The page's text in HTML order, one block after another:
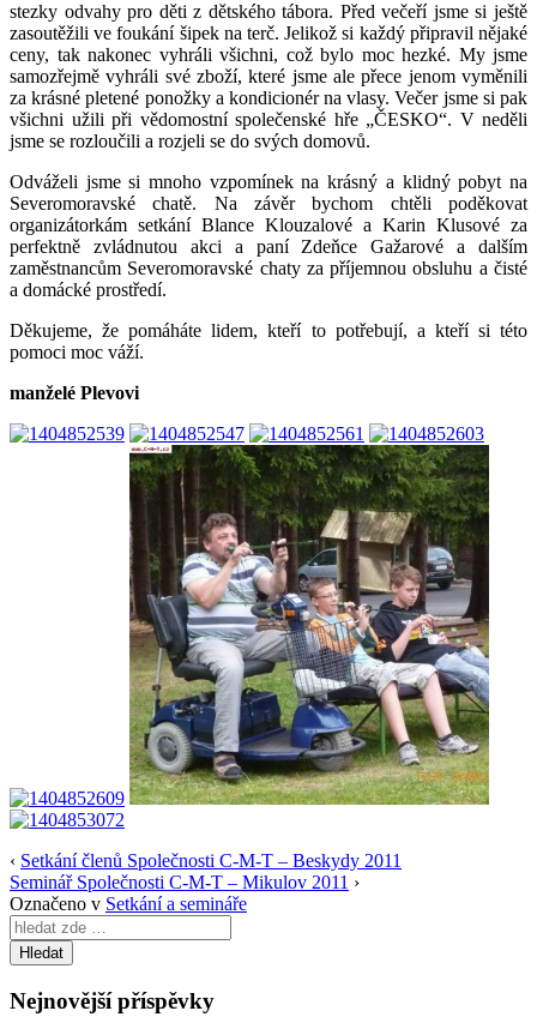
stezky odvahy pro děti z dětského tábora. Před večeří jsme si ještě
zasoutěžili ve foukání šipek na terč. Jelikož si každý připravil nějaké
ceny, tak nakonec vyhráli všichni, což bylo moc hezké. My jsme
samozřejmě vyhráli své zboží, které jsme ale přece jenom vyměnili
za krásné pletené ponožky a kondicionér na vlasy. Večer jsme si pak
všichni užili při vědomostní společenské hře „ČESKO“. V neděli
jsme se rozloučili a rozjeli se do svých domovů.
Odváželi jsme si mnoho vzpomínek na krásný a klidný pobyt na
Severomoravské chatě. Na závěr bychom chtěli poděkovat
organizátorkám setkání Blance Klouzalové a Karin Klusové za
perfektně zvládnutou akci a paní Zdeňce Gažarové a dalším
zaměstnancům Severomoravské chaty za příjemnou obsluhu a čisté
a domácké prostředí.
Děkujeme, že pomáháte lidem, kteří to potřebují, a kteří si této
pomoci moc váží.
manželé Plevovi
‹ Setkání členů Společnosti C-M-T – Beskydy 2011
Seminář Společnosti C-M-T – Mikulov 2011 ›
Označeno v Setkání a semináře
Search
for:
Nejnovější příspěvky